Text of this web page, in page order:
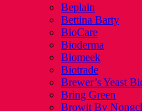
Beplain
Bettina Barty
BioCare
Bioderma
Biomeek
Biotrade
Brewer’s Yeast
Bring Green
Browit By